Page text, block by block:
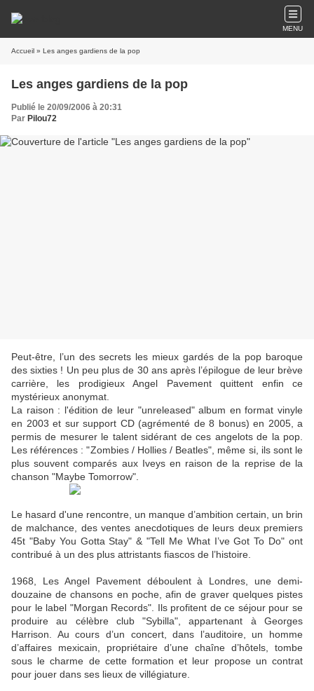
MENU
Accueil » Les anges gardiens de la pop
Les anges gardiens de la pop
Publié le 20/09/2006 à 20:31
Par Pilou72
Peut-être, l’un des secrets les mieux gardés de la pop baroque
des sixties ! Un peu plus de 30 ans après l’épilogue de leur brève
carrière, les prodigieux Angel Pavement quittent enfin ce
mystérieux anonymat.
La raison : l'édition de leur "unreleased" album en format vinyle
en 2003 et sur support CD (agrémenté de 8 bonus) en 2005, a
permis de mesurer le talent sidérant de ces angelots de la pop.
Les références : "Zombies / Hollies / Beatles", même si, ils sont le
plus souvent comparés aux Iveys en raison de la reprise de la
chanson "Maybe Tomorrow".
Le hasard d'une rencontre, un manque d’ambition certain, un brin
de malchance, des ventes anecdotiques de leurs deux premiers
45t "Baby You Gotta Stay" & "Tell Me What I’ve Got To Do" ont
contribué à un des plus attristants fiascos de l’histoire.
1968, Les Angel Pavement déboulent à Londres, une demi-
douzaine de chansons en poche, afin de graver quelques pistes
pour le label "Morgan Records". Ils profitent de ce séjour pour se
produire au célèbre club "Sybilla", appartenant à Georges
Harrison. Au cours d’un concert, dans l’auditoire, un homme
d’affaires mexicain, propriétaire d’une chaîne d’hôtels, tombe
sous le charme de cette formation et leur propose un contrat
pour jouer dans ses lieux de villégiature.